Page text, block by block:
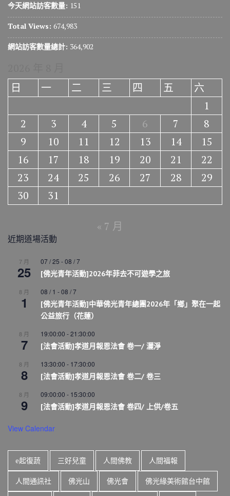
今天網站訪客數量: 151
Total Views: 674,983
網站訪客數量總計: 364,902
日
一 二 三 四 五
六
1
2
3 4 5 6 7
8
9
10 11 12 13 14
15
16
17 18 19 20 21
22
23
24 25 26 27 28
29
30
31
« 7 月
近期道場活動
7 月
25
07 / 25 -08 / 7
[佛光青年活動]2026年菲去不可遊學之旅
8 月
1
08 / 1 -08 / 7
[佛光青年活動]中華佛光青年總團2026年「鄉」聚在一起
公益旅行（花蓮）
8 月
7
19:00:00 -21:30:00
[法會活動]孝道月報恩法會 卷一/ 灑淨
8 月
8
13:30:00 - 17:30:00
[法會活動]孝道月報恩法會 卷二/ 卷三
8 月
9
09:00:00 - 15:30:00
[法會活動]孝道月報恩法會 卷四/ 上供/卷五
View Calendar
e起復蔬 三好兒童 人間佛教 人間福報
人間通訊社 佛光山 佛光會 佛光緣美術館台中館